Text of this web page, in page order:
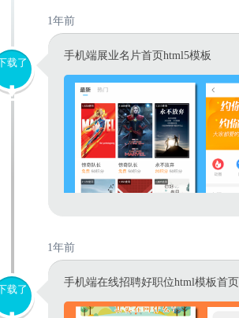
1年前
载了
手机端展业名片首页html5模板
1年前
载了
手机端在线招聘好职位html模板首页